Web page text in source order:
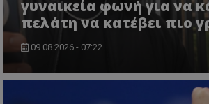
γυναικεία φωνή για να
πελάτη να κατέβει πιο
09.08.2026 - 07:22